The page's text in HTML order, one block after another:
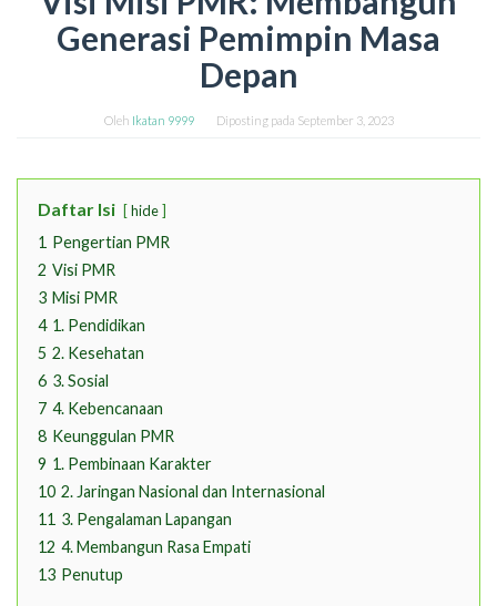
Generasi Pemimpin Masa
Depan
Oleh Ikatan 9999 Diposting pada September 3, 2023
Daftar Isi hide
1 Pengertian PMR
2 Visi PMR
3 Misi PMR
4 1. Pendidikan
5 2. Kesehatan
6 3. Sosial
7 4. Kebencanaan
8 Keunggulan PMR
9 1. Pembinaan Karakter
10 2. Jaringan Nasional dan Internasional
11 3. Pengalaman Lapangan
12 4. Membangun Rasa Empati
13 Penutup